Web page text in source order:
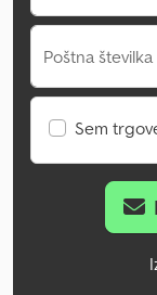
Poštna
Sem